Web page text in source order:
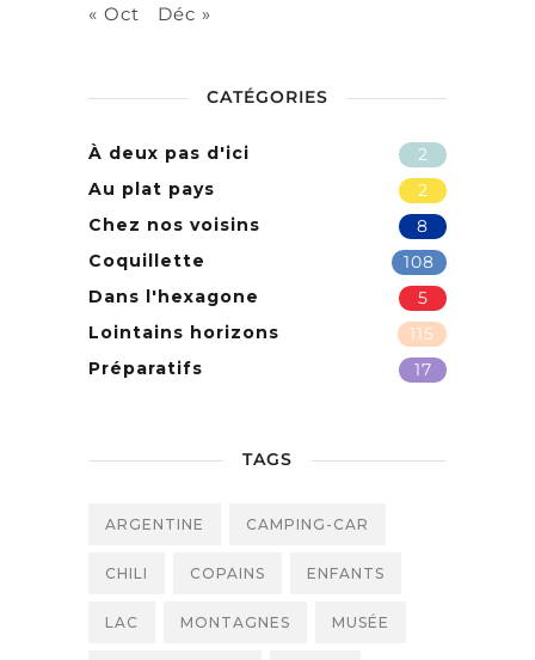
« Oct Déc »
CATÉGORIES
2
À deux pas d'ici
2
Au plat pays
8
Chez nos voisins
108
Coquillette
5
Dans l'hexagone
115
Lointains horizons
17
Préparatifs
TAGS
ARGENTINE CAMPING-CAR
CHILI COPAINS ENFANTS
LAC MONTAGNES MUSÉE